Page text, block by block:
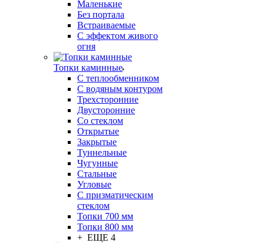
Маленькие
Без портала
Встраиваемые
С эффектом живого
огня
Топки каминные
С теплообменником
С водяным контуром
Трехсторонние
Двусторонние
Со стеклом
Открытые
Закрытые
Туннельные
Чугунные
Стальные
Угловые
С призматическим
стеклом
Топки 700 мм
Топки 800 мм
+ ЕЩЕ 4